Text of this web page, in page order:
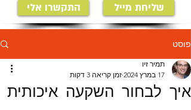
התקשרו אלי שליחת מייל
פוסט
איך לבחור השקעה איכותית
תמיר זיו
17 במרץ 2024
זמן קריאה 3 דקות